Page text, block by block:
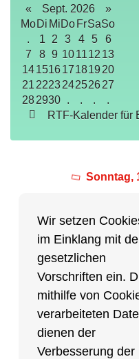
Wir setzen
im Einklang mit
gesetzlichen
Vorschriften ein.
mithilfe von
verarbeiteten
dienen der
Verbesserung der
«
Sept. 2026
»
MoDi MiDo FrSaSo
.
1 2 3 4 5
6
7
8 9 10 1112 13
141516171819 20
21 222324252627
282930 . . .
.
RTF-Kalender für
Sonntag,
Partner
Partner von